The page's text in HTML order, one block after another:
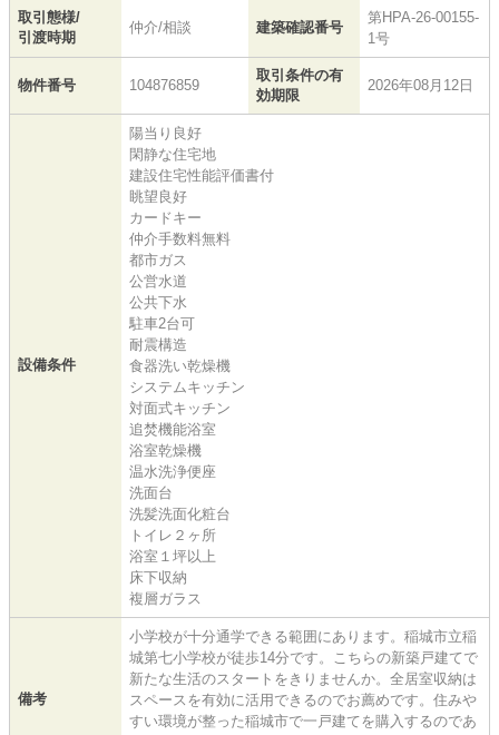
取引態様/
引渡時期
仲介/相談 建築確認番号
第HPA-26-00155-
1号
物件番号 104876859
取引条件の有
効期限
2026年08月12日
設備条件
陽当り良好
閑静な住宅地
建設住宅性能評価書付
眺望良好
カードキー
仲介手数料無料
都市ガス
公営水道
公共下水
駐車2台可
耐震構造
食器洗い乾燥機
システムキッチン
対面式キッチン
追焚機能浴室
浴室乾燥機
温水洗浄便座
洗面台
洗髪洗面化粧台
トイレ２ヶ所
浴室１坪以上
床下収納
複層ガラス
備考
小学校が十分通学できる範囲にあります。稲城市立稲
城第七小学校が徒歩14分です。こちらの新築戸建てで
新たな生活のスタートをきりませんか。全居室収納は
スペースを有効に活用できるのでお薦めです。住みや
すい環境が整った稲城市で一戸建てを購入するのであ